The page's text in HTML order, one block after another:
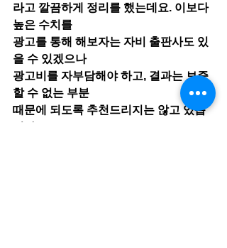
라고 깔끔하게 정리를 했는데요. 이보다
높은 수치를
광고를 통해 해보자는 자비 출판사도 있
을 수 있겠으나
광고비를 자부담해야 하고, 결과는 보증
할 수 없는 부분
때문에 되도록 추천드리지는 않고 있습